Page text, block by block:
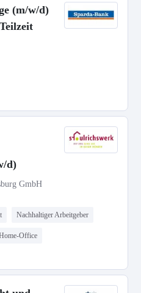
(m/w/d)
d)
GmbH
Nachhaltiger Arbeitgeber
Office